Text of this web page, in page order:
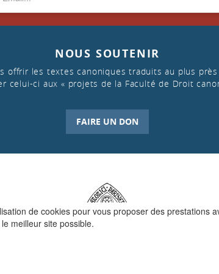
de cookies pour vous proposer des prestations
meilleur site possible.
NOUS SOUTENIR
les textes canoniques traduits au plus
celui-ci aux « projets de la Faculté de Droit
FAIRE UN DON